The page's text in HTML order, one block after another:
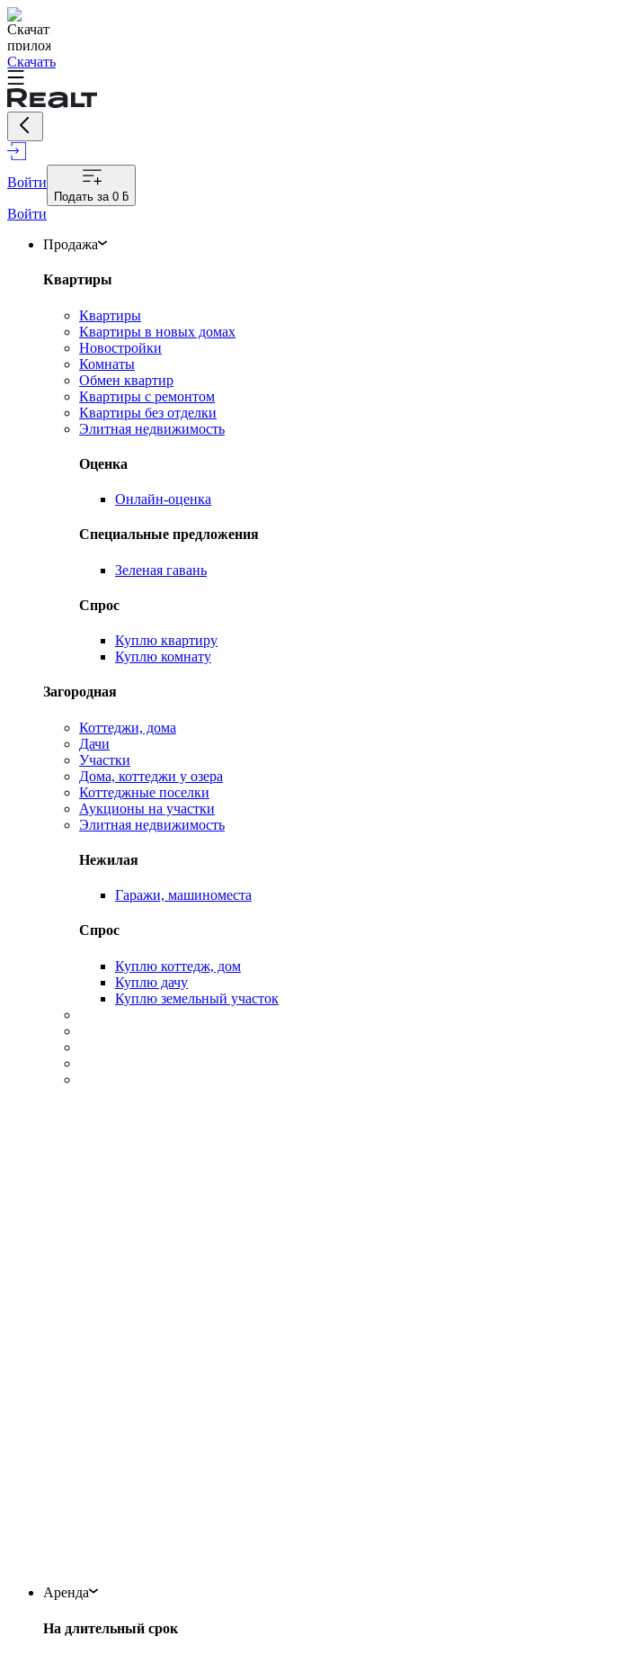
Скачать
Войти
Подать за 0 ƃ
Войти
Продажа
Квартиры
Квартиры
Квартиры в новых домах
Новостройки
Комнаты
Обмен квартир
Квартиры с ремонтом
Квартиры без отделки
Элитная недвижимость
Оценка
Онлайн-оценка
Специальные предложения
Зеленая гавань
Спрос
Куплю квартиру
Куплю комнату
Загородная
Коттеджи, дома
Дачи
Участки
Дома, коттеджи у озера
Коттеджные поселки
Аукционы на участки
Элитная недвижимость
Нежилая
Гаражи, машиноместа
Спрос
Куплю коттедж, дом
Куплю дачу
Куплю земельный участок
Аренда
На длительный срок